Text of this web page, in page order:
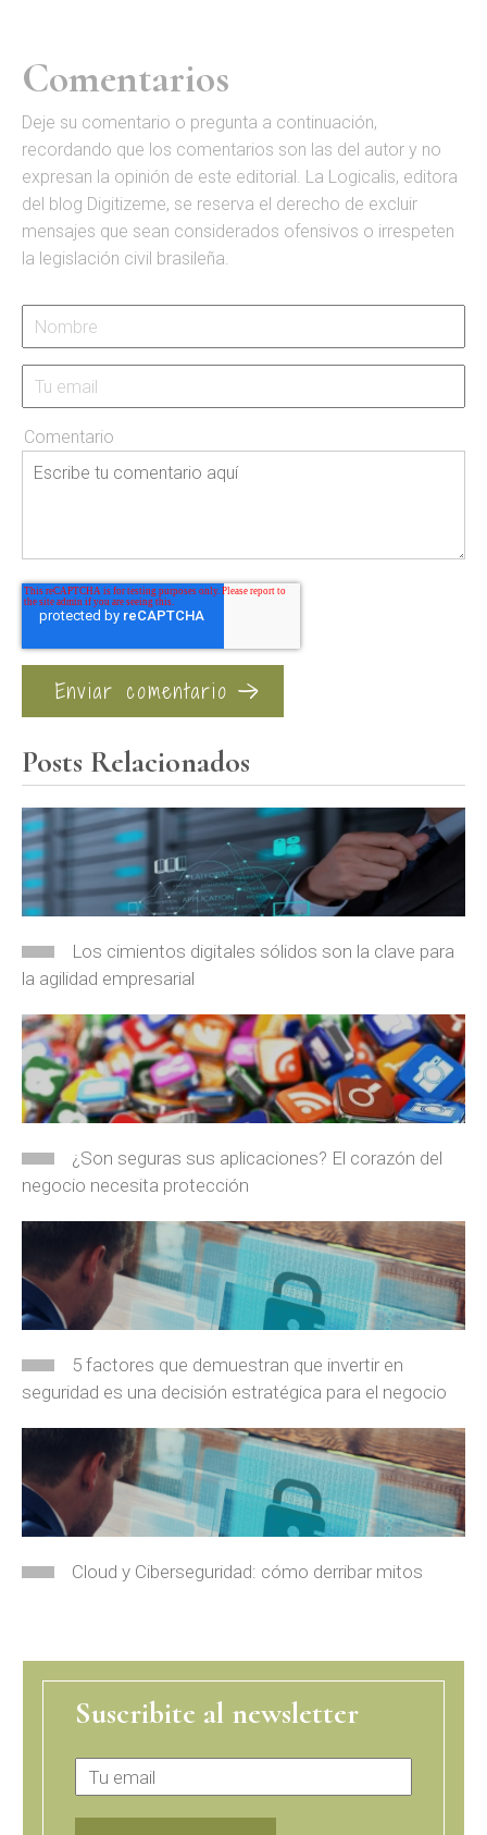
Comentarios
Deje su comentario o pregunta a continuación,
recordando que los comentarios son las del autor y no
expresan la opinión de este editorial. La Logicalis, editora
del blog Digitizeme, se reserva el derecho de excluir
mensajes que sean considerados ofensivos o irrespeten
la legislación civil brasileña.
Comentario
Posts Relacionados
Los cimientos digitales sólidos son la clave para
la agilidad empresarial
¿Son seguras sus aplicaciones? El corazón del
negocio necesita protección
5 factores que demuestran que invertir en
seguridad es una decisión estratégica para el negocio
Cloud y Ciberseguridad: cómo derribar mitos
Suscribite al newsletter